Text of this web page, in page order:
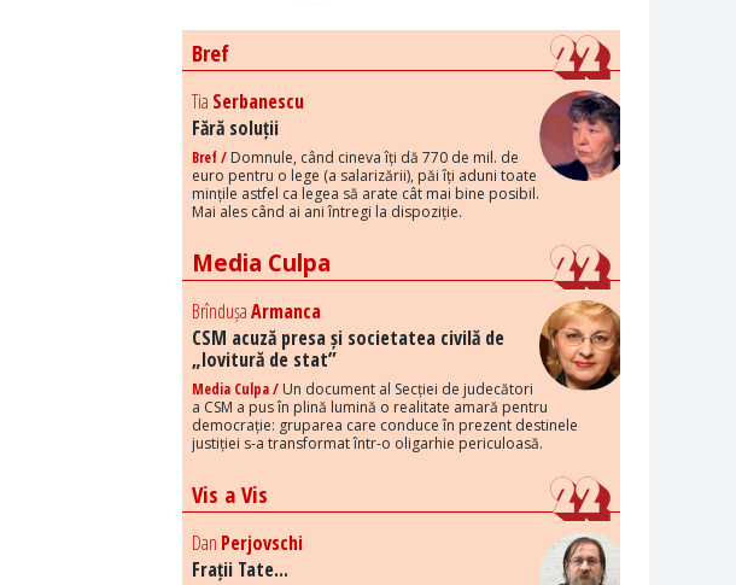
Bref
Tia Serbanescu
Fără soluții
Bref / Domnule, când cineva îți dă 770 de mil. de
euro pentru o lege (a salarizării), păi îți aduni toate
mințile astfel ca legea să arate cât mai bine posibil.
Mai ales când ai ani întregi la dispoziție.
Media Culpa
BrîndușaArmanca
CSM acuză presa și societatea civilă de
„lovitură de stat”
Media Culpa / Un document al Secției de judecători
a CSM a pus în plină lumină o realitate amară pentru
democrație: gruparea care conduce în prezent destinele
justiției s-a transformat într-o oligarhie periculoasă.
Vis a Vis
Dan Perjovschi
Frații Tate...